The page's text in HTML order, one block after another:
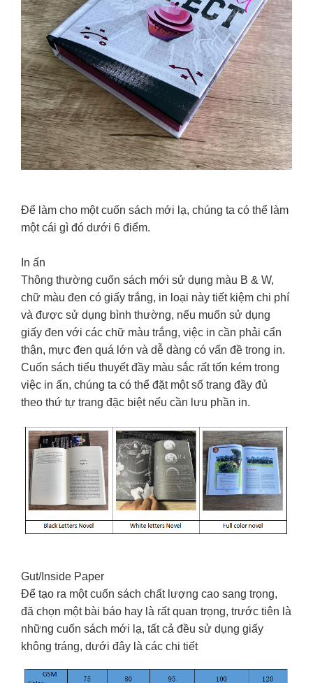
Để làm cho một cuốn sách mới lạ, chúng ta có thể làm
một cái gì đó dưới 6 điểm.
In ấn
Thông thường cuốn sách mới sử dụng màu B & W,
chữ màu đen có giấy trắng, in loại này tiết kiệm chi phí
và được sử dụng bình thường, nếu muốn sử dụng
giấy đen với các chữ màu trắng, việc in cần phải cẩn
thận, mực đen quá lớn và dễ dàng có vấn đề trong in.
Cuốn sách tiểu thuyết đầy màu sắc rất tốn kém trong
việc in ấn, chúng ta có thể đặt một số trang đầy đủ
theo thứ tự trang đặc biệt nếu cần lưu phần in.
Gut/Inside Paper
Để tạo ra một cuốn sách chất lượng cao sang trọng,
đã chọn một bài báo hay là rất quan trọng, trước tiên là
những cuốn sách mới lạ, tất cả đều sử dụng giấy
không tráng, dưới đây là các chi tiết